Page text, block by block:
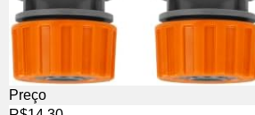
Preço